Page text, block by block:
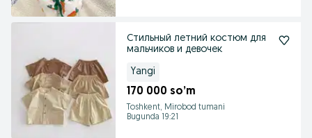
Стильный летний костюм для
мальчиков и девочек
Yangi
170 000 so’m
Toshkent, Mirobod tumani
Bugunda 19:21